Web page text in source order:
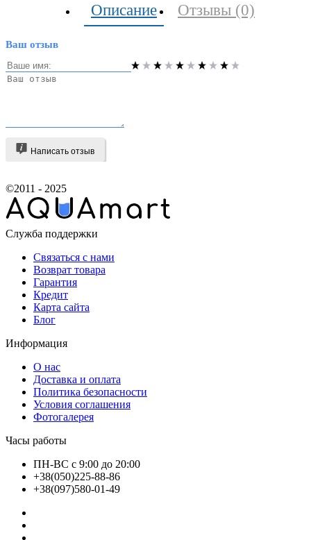
Описание Отзывы (0)
Ваш отзыв
Написать отзыв
©2011 - 2025
Служба поддержки
Связаться с нами
Возврат товара
Гарантия
Кредит
Карта сайта
Блог
Информация
О нас
Доставка и оплата
Политика безопасности
Условия соглашения
Фотогалерея
Часы работы
ПН-ВС с 9:00 до 20:00
+38(050)225-88-86
+38(097)580-01-49